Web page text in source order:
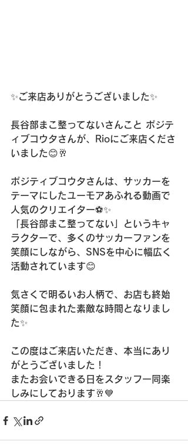
✨ご来店ありがとうございました✨
長谷部まこ整ってないさんこと ポジテ
ィブコウタさんが、Rioにご来店くださ
いました😊🥂
ポジティブコウタさんは、サッカーを
テーマにしたユーモアあふれる動画で
人気のクリエイター⚽️✨
「長谷部まこ整ってない」というキャ
ラクターで、多くのサッカーファンを
笑顔にしながら、SNSを中心に幅広く
活動されています😊
気さくで明るいお人柄で、お店も終始
笑顔に包まれた素敵な時間となりまし
た✨
この度はご来店いただき、本当にあり
がとうございました！
またお会いできる日をスタッフ一同楽
しみにしております🥂💙